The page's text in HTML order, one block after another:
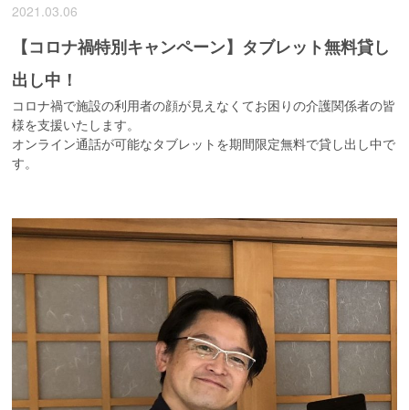
2021.03.06
【コロナ禍特別キャンペーン】タブレット無料貸し
出し中！
コロナ禍で施設の利用者の顔が見えなくてお困りの介護関係者の皆
様を支援いたします。
オンライン通話が可能なタブレットを期間限定無料で貸し出し中で
す。